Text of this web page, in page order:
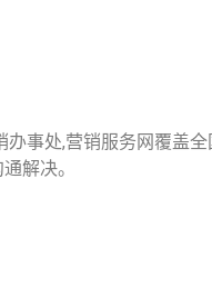
事处,营销服务网覆盖全
解决。